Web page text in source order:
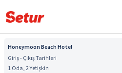
Honeymoon Beach Hotel
Giriş - Çıkış Tarihleri
1 Oda, 2 Yetişkin